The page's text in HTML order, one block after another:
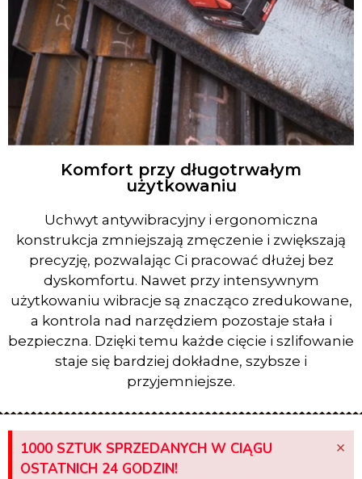
Komfort przy długotrwałym
użytkowaniu
Uchwyt antywibracyjny i ergonomiczna
konstrukcja zmniejszają zmęczenie i zwiększają
precyzję, pozwalając Ci pracować dłużej bez
dyskomfortu. Nawet przy intensywnym
użytkowaniu wibracje są znacząco zredukowane,
a kontrola nad narzędziem pozostaje stała i
bezpieczna. Dzięki temu każde cięcie i szlifowanie
staje się bardziej dokładne, szybsze i
przyjemniejsze.
1000 SZTUK SPRZEDANYCH W CIĄGU
OSTATNICH 24 GODZIN!
×